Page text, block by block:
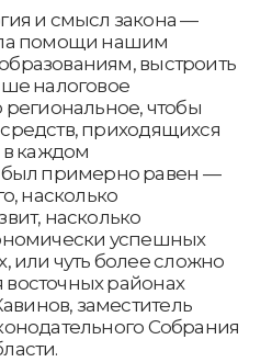
и смысл закона —
помощи нашим
выстроить
налоговое
региональное, чтобы
приходящихся
в каждом
был примерно равен —
насколько
насколько
успешных
или чуть более сложно
районах
заместитель
Собрания